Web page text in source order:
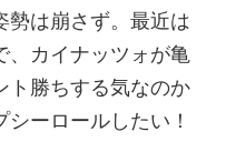
勢は崩さず。最近は
、カイナッツォが亀
ト勝ちする気なのか
ーロールしたい！